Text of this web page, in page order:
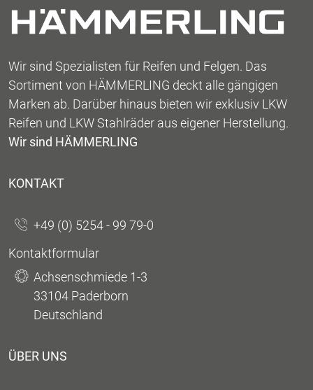
Wir sind Spezialisten für Reifen und Felgen. Das
Sortiment von HÄMMERLING deckt alle gängigen
Marken ab. Darüber hinaus bieten wir exklusiv LKW
Reifen und LKW Stahlräder aus eigener Herstellung.
Wir sind HÄMMERLING
KONTAKT
+49 (0) 5254 - 99 79-0
Kontaktformular
Achsenschmiede 1-3
33104 Paderborn
Deutschland
ÜBER UNS